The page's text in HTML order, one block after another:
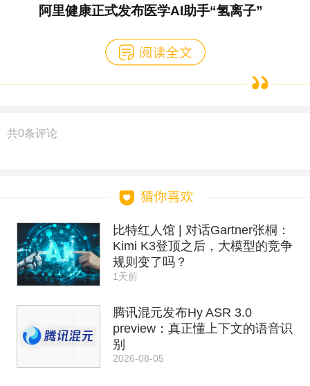
阿里健康正式发布医学AI助手“氢离子”
共0条评论
比特红人馆 | 对话Gartner张桐：
Kimi K3登顶之后，大模型的竞争
规则变了吗？
1天前
腾讯混元发布Hy ASR 3.0
preview：真正懂上下文的语音识
别
2026-08-05